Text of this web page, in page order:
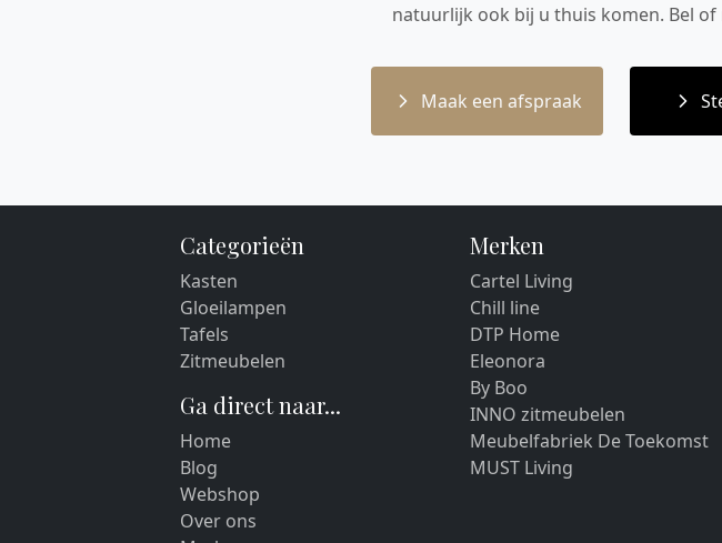
natuurlijk ook bij u thuis komen. Bel
Maak een afspraak
Categorieën
Kasten
Gloeilampen
Tafels
Zitmeubelen
Ga direct naar...
Home
Blog
Webshop
Over ons
Merken
Cartel Living
Chill line
DTP Home
Eleonora
By Boo
INNO zitmeubelen
Meubelfabriek De Toekomst
MUST Living